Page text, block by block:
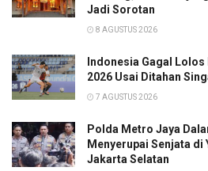
Jadi Sorotan
8 AGUSTUS 2026
Indonesia Gagal
2026 Usai Ditahan
7 AGUSTUS 2026
Polda Metro Jaya
Menyerupai Senjata di
Jakarta Selatan